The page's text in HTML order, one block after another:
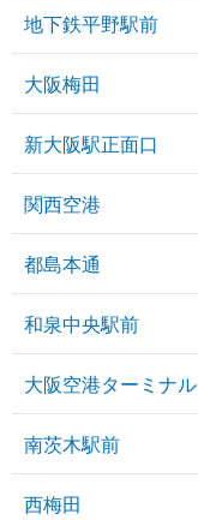
地下鉄平野駅前
大阪梅田
新大阪駅正面口
関西空港
都島本通
和泉中央駅前
大阪空港ターミナル
南茨木駅前
西梅田